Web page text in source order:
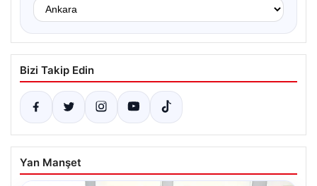
Bizi Takip Edin
Yan Manşet